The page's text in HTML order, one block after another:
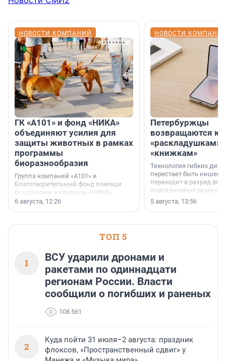
НОВОСТИ КОМПАНИЙ
ГК «А101» и фонд «НИКА»
объединяют усилия для
защиты животных в рамках
программы
биоразнообразия
Группа компаний «А101» и
Благотворительный фонд помощи
бездомным животным «НИКА»
заключили соглашение о
6 августа, 12:26
НОВОСТИ
Петербуржцы
возвращаются к
«раскладушкам»
«книжкам»
Технология гибких
перестает быть
переходит в разряд
повседневных
5 августа, 13:56
ТОП 5
1
ВСУ ударили дронами и
ракетами по одиннадцати
регионам России. Власти
сообщили о погибших и раненых
108 561
2
Куда пойти 31 июля–2 августа: праздник
флоксов, «Пространственный сдвиг» у